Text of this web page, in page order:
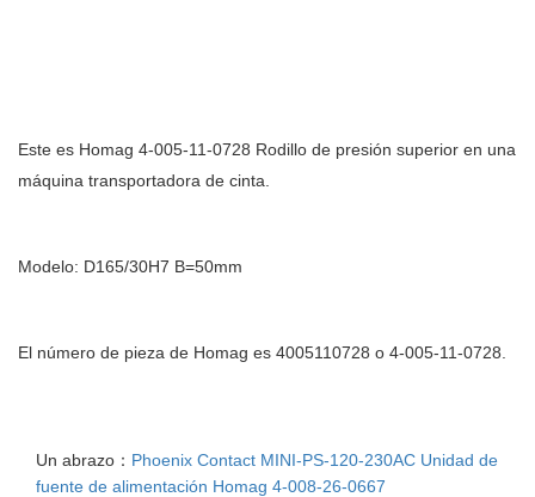
Este es Homag 4-005-11-0728 Rodillo de presión superior en una
máquina transportadora de cinta.
Modelo: D165/30H7 B=50mm
El número de pieza de Homag es 4005110728 o 4-005-11-0728.
Un abrazo： Phoenix Contact MINI-PS-120-230AC Unidad de
fuente de alimentación Homag 4-008-26-0667